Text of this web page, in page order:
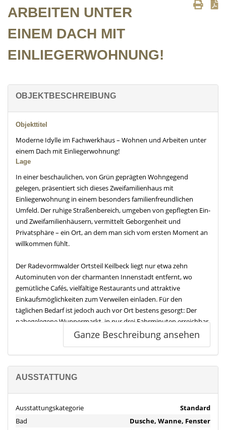
ARBEITEN UNTER
EINEM DACH MIT
EINLIEGERWOHNUNG!
OBJEKTBESCHREIBUNG
Objekttitel
Moderne Idylle im Fachwerkhaus – Wohnen und Arbeiten unter
einem Dach mit Einliegerwohnung!
Lage
In einer beschaulichen, von Grün geprägten Wohngegend
gelegen, präsentiert sich dieses Zweifamilienhaus mit
Einliegerwohnung in einem besonders familienfreundlichen
Umfeld. Der ruhige Straßenbereich, umgeben von gepflegten Ein-
und Zweifamilienhäusern, vermittelt Geborgenheit und
Privatsphäre – ein Ort, an dem man sich vom ersten Moment an
willkommen fühlt.
Der Radevormwalder Ortsteil Keilbeck liegt nur etwa zehn
Autominuten von der charmanten Innenstadt entfernt, wo
gemütliche Cafés, vielfältige Restaurants und attraktive
Einkaufsmöglichkeiten zum Verweilen einladen. Für den
täglichen Bedarf ist jedoch auch vor Ort bestens gesorgt: Der
nahegelegene Wuppermarkt, in nur drei Fahrminuten erreichbar,
bietet Supermarkt, Friseur, Baumarkt und Tierbedarfsgeschäft.
direkt in Keilbeck – teils sogar fußläufig bequem erreichbar.
Familien profitieren von der hervorragenden Infrastruktur:
und sind dank des gut angebundenen Busnetzes unkompliziert
erreichbar. Auch die überregionale Anbindung überzeugt – die
Ganze Beschreibung ansehen
AUSSTATTUNG
Ausstattungskategorie
Standard
Bad
Dusche, Wanne, Fenster